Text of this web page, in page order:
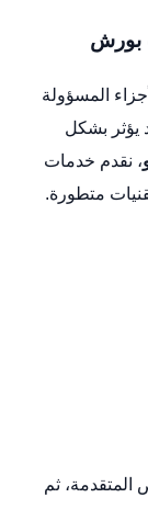
بورش
المسؤولة
يؤثر بشكل
، نقدم خدمات
متطورة.
المتقدمة، ثم